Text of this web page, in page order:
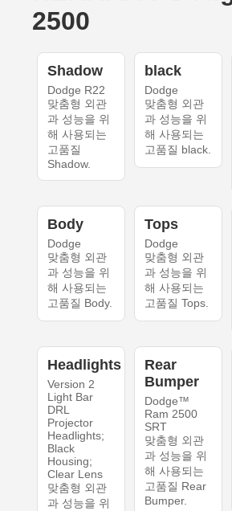
2500
Shadow
Dodge R22
맞춤형 외관
과 성능을 위
해 사용되는
고품질
Shadow.
black
Dodge
맞춤형 외관
과 성능을 위
해 사용되는
고품질 black.
Body
Dodge
맞춤형 외관
과 성능을 위
해 사용되는
고품질 Body.
Tops
Dodge
맞춤형 외관
과 성능을 위
해 사용되는
고품질 Tops.
Headlights
Version 2
Light Bar
DRL
Projector
Headlights;
Black
Housing;
Clear Lens
맞춤형 외관
과 성능을 위
Rear
Bumper
Dodge™
Ram 2500
SRT
맞춤형 외관
과 성능을 위
해 사용되는
고품질 Rear
Bumper.